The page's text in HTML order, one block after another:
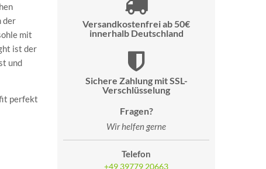
der
mit
ist der
und
perfekt
Versandkostenfrei ab 50€
innerhalb Deutschland
Sichere Zahlung mit SSL-
Verschlüsselung
Fragen?
Wir helfen gerne
Telefon
+49 39779 20663